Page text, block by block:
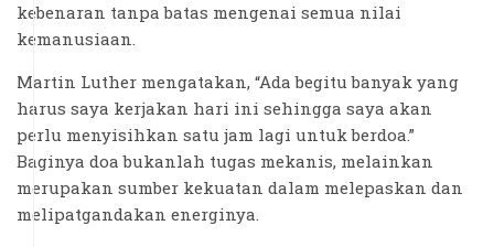
kebenaran tanpa batas mengenai semua nilai
kemanusiaan.
Martin Luther mengatakan, “Ada begitu banyak yang
harus saya kerjakan hari ini sehingga saya akan
perlu menyisihkan satu jam lagi untuk berdoa.”
Baginya doa bukanlah tugas mekanis, melainkan
merupakan sumber kekuatan dalam melepaskan dan
melipatgandakan energinya.